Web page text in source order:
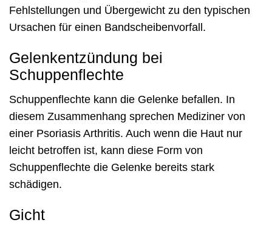
Fehlstellungen und Übergewicht zu den typischen
Ursachen für einen Bandscheibenvorfall.
Gelenkentzündung bei
Schuppenflechte
Schuppenflechte kann die Gelenke befallen. In
diesem Zusammenhang sprechen Mediziner von
einer Psoriasis Arthritis. Auch wenn die Haut nur
leicht betroffen ist, kann diese Form von
Schuppenflechte die Gelenke bereits stark
schädigen.
Gicht